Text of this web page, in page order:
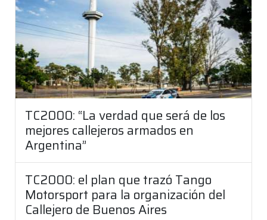
TC2000: “La verdad que será de los
mejores callejeros armados en
Argentina”
TC2000: el plan que trazó Tango
Motorsport para la organización del
Callejero de Buenos Aires